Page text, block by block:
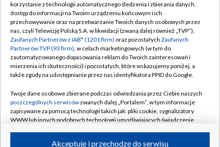
TVP
Abonament TVP
Emisja w TVP
Centrum informacji TVP
Naziemna Telewizja Cyfrowa
Rada Programowa
System NOS
Informacje o nadawcy
Regulamin TVP
Polityka prywatności
Moje zgody
Pomoc
Kontakt
Kanały
korzystanie z technologii automatycznego śledzenia i zbierania danych,
dostęp do informacji na Twoim urządzeniu końcowym i ich
przechowywanie oraz na przetwarzanie Twoich danych osobowych przez
nas, czyli Telewizję Polską S.A. w likwidacji (zwaną dalej również „TVP”),
Zaufanych Partnerów z IAB* (1201 firm) oraz pozostałych Zaufanych
Partnerów TVP (93 firm), w celach marketingowych (w tym do
zautomatyzowanego dopasowania reklam do Twoich zainteresowań i
mierzenia ich skuteczności) i pozostałych, które wskazujemy poniżej, a
także zgody na udostępnianie przez nas identyfikatora PPID do Google.
Twoje dane osobowe zbierane podczas odwiedzania przez Ciebie naszych
poszczególnych serwisówzwanych dalej „Portalem”, w tym informacje
zapisywane za pomocą technologii takich jak: pliki cookie, sygnalizatory
WWW lub innych podobnych technologii umożliwiających świadczenie
Akceptuję i przechodzę do serwisu